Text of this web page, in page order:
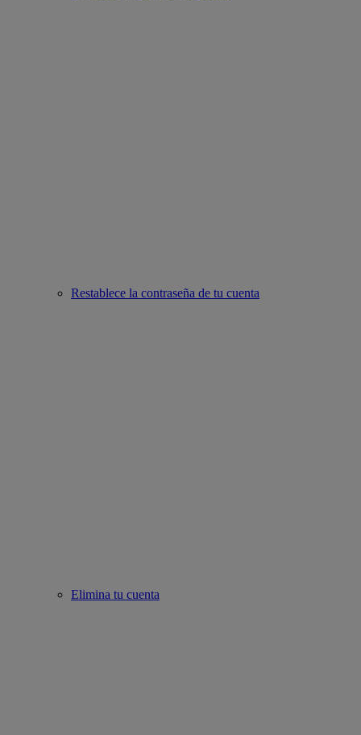
Restablece la contraseña de tu cuenta
Elimina tu cuenta